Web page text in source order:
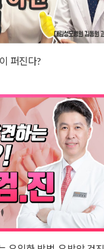
퍼진다?